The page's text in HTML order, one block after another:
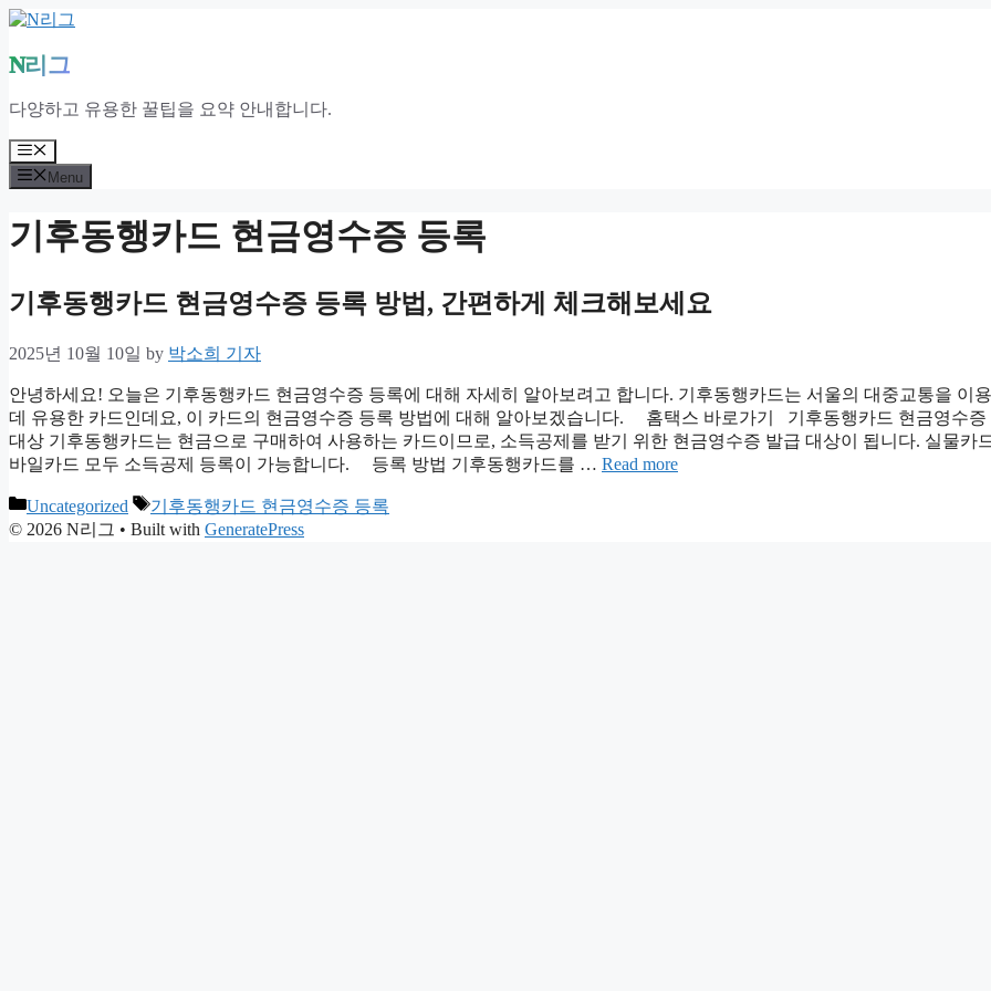
Skip
content
N리그
다양하고 유용한 꿀팁을 요약 안내합니다.
Menu
Menu
기후동행카드 현금영수증 등록
기후동행카드 현금영수증 등록 방법, 간편하게 체크해보세요
2025년 10월 10일 by 박소희 기자
안녕하세요! 오늘은 기후동행카드 현금영수증 등록에 대해 자세히 알아보려고 합니다. 기후동행카드는 서울의 대중교통을 이
데 유용한 카드인데요, 이 카드의 현금영수증 등록 방법에 대해 알아보겠습니다. 홈택스 바로가기 기후동행카드 현금영수증
대상 기후동행카드는 현금으로 구매하여 사용하는 카드이므로, 소득공제를 받기 위한 현금영수증 발급 대상이 됩니다. 실물카
바일카드 모두 소득공제 등록이 가능합니다. 등록 방법 기후동행카드를 … Read more
Categories
Uncategorized Tags
기후동행카드 현금영수증 등록
© 2026 N리그 • Built with GeneratePress